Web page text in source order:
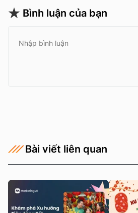
Bình luận của bạn
Bài viết liên quan